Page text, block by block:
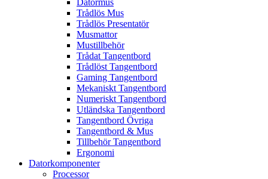
Datormus
Trådlös Mus
Trådlös Presentatör
Musmattor
Mustillbehör
Trådat Tangentbord
Trådlöst Tangentbord
Gaming Tangentbord
Mekaniskt Tangentbord
Numeriskt Tangentbord
Utländska Tangentbord
Tangentbord Övriga
Tangentbord & Mus
Tillbehör Tangentbord
Ergonomi
Datorkomponenter
Processor